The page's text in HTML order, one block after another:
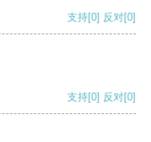
支持[0] 反对[0]
支持[0] 反对[0]